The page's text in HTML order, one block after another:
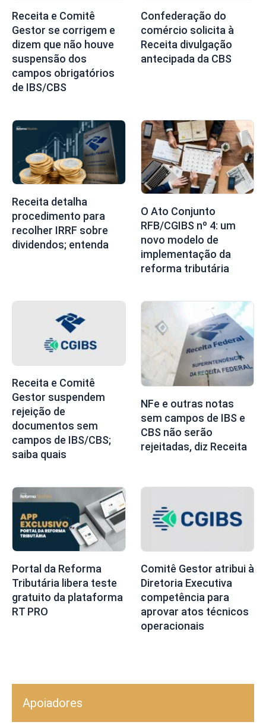
Receita e Comitê
Gestor se corrigem e
dizem que não houve
suspensão dos
campos obrigatórios
de IBS/CBS
Confederação do
comércio solicita à
Receita divulgação
antecipada da CBS
Receita detalha
procedimento para
recolher IRRF sobre
dividendos; entenda
O Ato Conjunto
RFB/CGIBS nº 4: um
novo modelo de
implementação da
reforma tributária
Receita e Comitê
Gestor suspendem
rejeição de
documentos sem
campos de IBS/CBS;
saiba quais
NFe e outras notas
sem campos de IBS e
CBS não serão
rejeitadas, diz Receita
Portal da Reforma
Tributária libera teste
gratuito da plataforma
RT PRO
Comitê Gestor atribui à
Diretoria Executiva
competência para
aprovar atos técnicos
operacionais
Apoiadores